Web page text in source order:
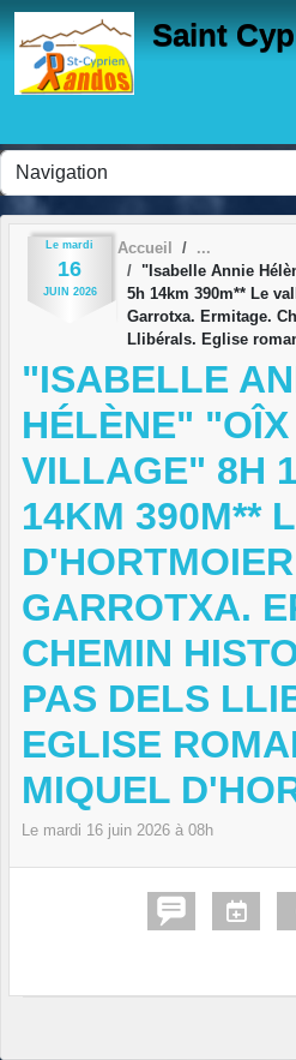
Saint
Le mardi
16
JUIN 2026
Accueil
"Isabelle Annie
5h 14km 390m** Le
Garrotxa. Ermitage.
Llibérals. Eglise
"ISABELLE
HÉLÈNE"
VILLAGE" 8H
14KM 390M**
GARROTXA.
CHEMIN
PAS DELS
EGLISE
MIQUEL
Le mardi 16 juin 2026 à 08h
Panneau de gestion des cookies